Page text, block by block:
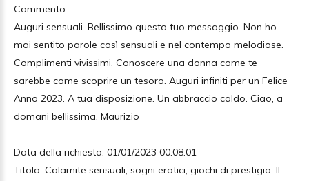
Commento:
Auguri sensuali. Bellissimo questo tuo messaggio. Non ho
mai sentito parole così sensuali e nel contempo melodiose.
Complimenti vivissimi. Conoscere una donna come te
sarebbe come scoprire un tesoro. Auguri infiniti per un Felice
Anno 2023. A tua disposizione. Un abbraccio caldo. Ciao, a
domani bellissima. Maurizio
==========================================
Data della richiesta: 01/01/2023 00:08:01
Titolo: Calamite sensuali, sogni erotici, giochi di prestigio. Il